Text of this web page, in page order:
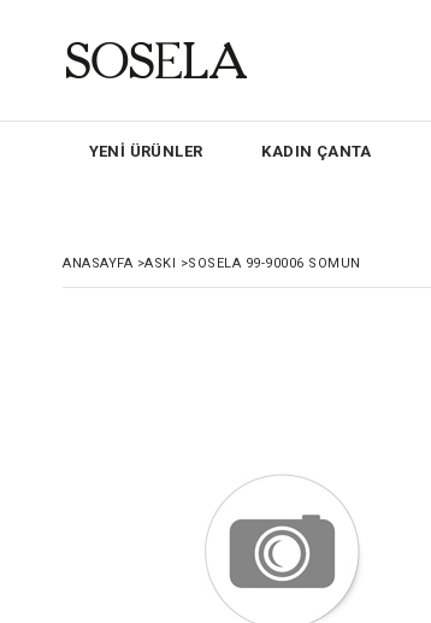
YENİ ÜRÜNLER KADIN ÇANTA
ANASAYFA >ASKI >SOSELA 99-90006 SOMUN